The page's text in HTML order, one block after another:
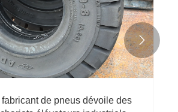
fabricant de pneus dévoile des
